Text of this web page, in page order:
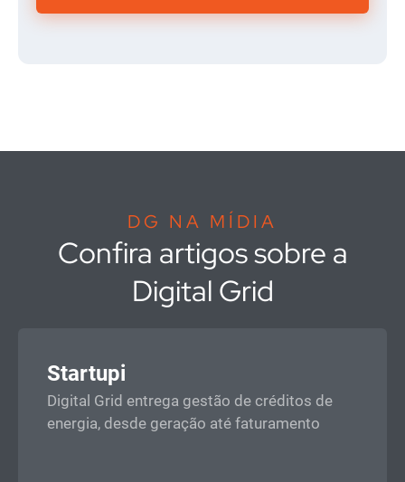
DG NA MÍDIA
Confira artigos sobre a
Digital Grid
Startupi
Digital Grid entrega gestão de créditos de
energia, desde geração até faturamento